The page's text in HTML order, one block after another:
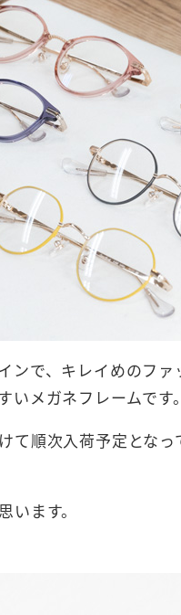
ンで、キレイめのフ
メガネフレームです。
て順次入荷予定とな
ます。